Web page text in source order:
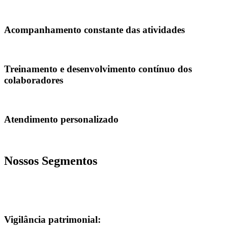
Acompanhamento constante das atividades
Treinamento e desenvolvimento contínuo dos
colaboradores
Atendimento personalizado
Nossos Segmentos
Vigilância patrimonial: